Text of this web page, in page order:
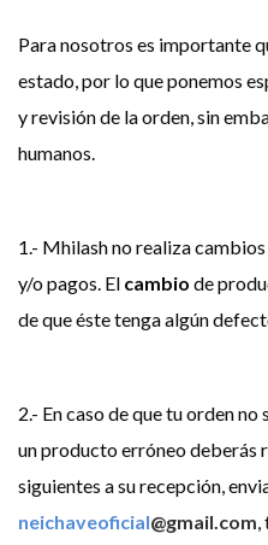
Para nosotros es importante
estado, por lo que ponemos
y revisión de la orden, sin
humanos.
1.- Mhilash no realiza
y/o pagos. El cambio de
de que éste tenga algún
2.- En caso de que tu orden
un producto erróneo deberás
siguientes a su recepción,
neichaveoficial@gmail.com,